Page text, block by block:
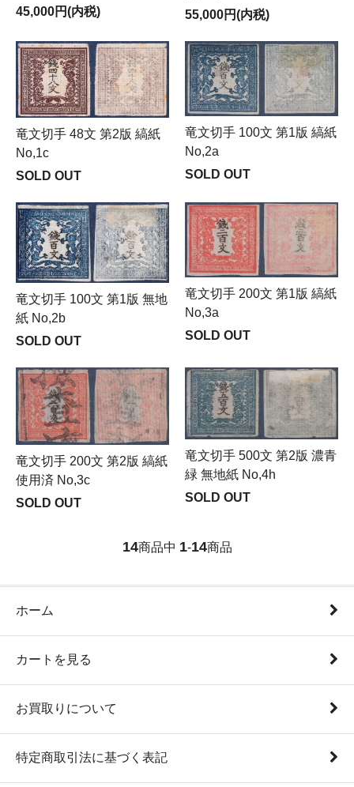
45,000円(内税)
55,000円(内税)
竜文切手 48文 第2版 縞紙
No,1c
SOLD OUT
竜文切手 100文 第1版 縞紙
No,2a
SOLD OUT
竜文切手 100文 第1版 無地
紙 No,2b
SOLD OUT
竜文切手 200文 第1版 縞紙
No,3a
SOLD OUT
竜文切手 200文 第2版 縞紙
使用済 No,3c
SOLD OUT
竜文切手 500文 第2版 濃青
緑 無地紙 No,4h
SOLD OUT
14商品中 1-14商品
ホーム
カートを見る
お買取りについて
特定商取引法に基づく表記